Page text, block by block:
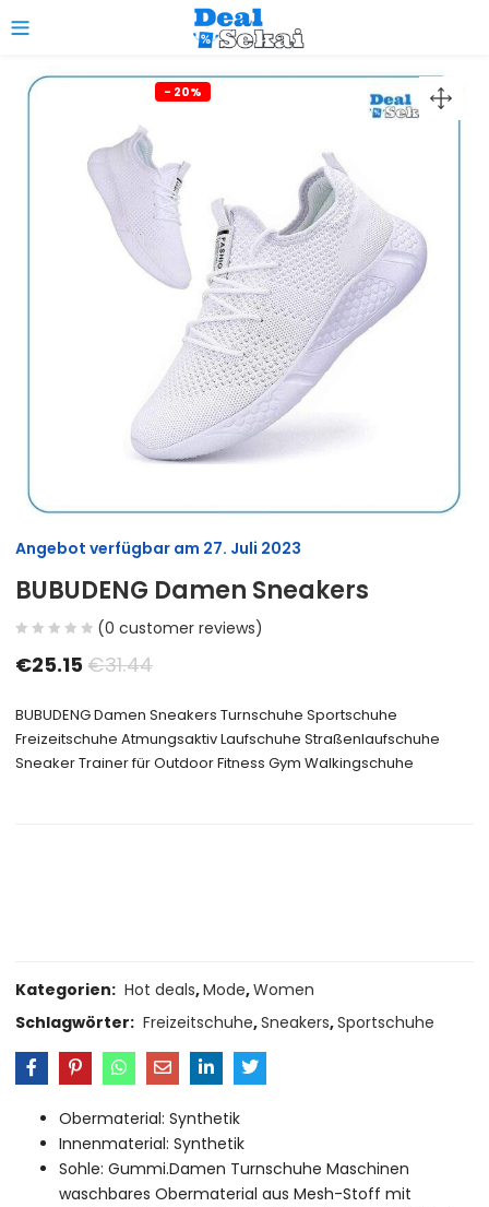
- 20%
Angebot verfügbar am 27. Juli 2023
BUBUDENG Damen Sneakers
(0 customer reviews)
€25.15 €31.44
BUBUDENG Damen Sneakers Turnschuhe Sportschuhe
Freizeitschuhe Atmungsaktiv Laufschuhe Straßenlaufschuhe
Sneaker Trainer für Outdoor Fitness Gym Walkingschuhe
Kategorien: Hot deals,Mode,Women
Schlagwörter: Freizeitschuhe,Sneakers,Sportschuhe
Obermaterial: Synthetik
Innenmaterial: Synthetik
Sohle: Gummi.Damen Turnschuhe Maschinen
waschbares Obermaterial aus Mesh-Stoff mit